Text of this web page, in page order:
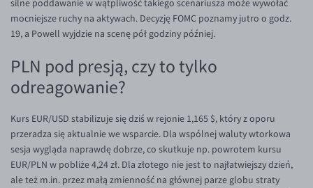
silne poddawanie w wątpliwość takiego scenariusza może wywołać
mocniejsze ruchy na aktywach. Decyzję FOMC poznamy jutro o godz.
19, a Powell wyjdzie na scenę pół godziny później.
PLN pod presją, czy to tylko
odreagowanie?
Kurs EUR/USD stabilizuje się dziś w rejonie 1,165 $, który z oporu
przeradza się aktualnie we wsparcie. Dla wspólnej waluty wtorkowa
sesja wygląda naprawdę dobrze, co skutkuje np. powrotem kursu
EUR/PLN w pobliże 4,24 zł. Dla złotego nie jest to najłatwiejszy dzień,
ale też m.in. przez małą zmienność na głównej parze globu straty